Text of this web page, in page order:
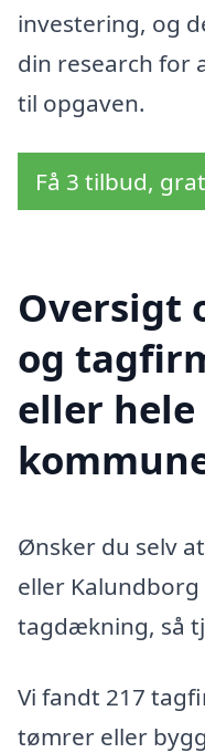
investering, og
din research for
til opgaven.
Få 3 tilbud,
Oversigt
og
eller
Ønsker du selv
eller
tagdækning, så
Vi fandt 217
tømrer eller